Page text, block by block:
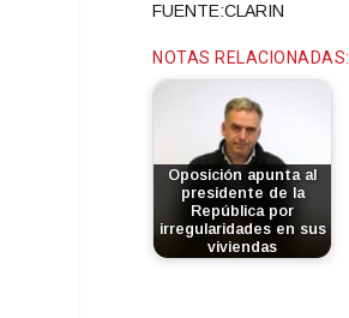
FUENTE:CLARIN
NOTAS RELACIONADAS:
Oposición apunta al
presidente de la
República por
irregularidades en sus
viviendas